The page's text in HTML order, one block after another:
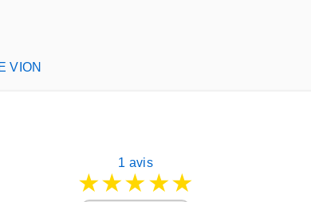
VION
1 avis
★★★★★